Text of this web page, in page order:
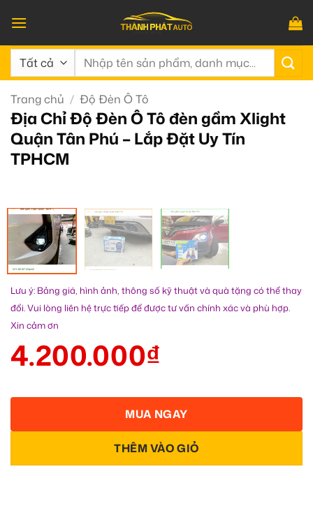
qua
nội
dung
Tìm
Trang chủ / Độ Đèn Ô Tô
Địa Chỉ Độ Đèn Ô Tô đèn gầm Xlight
Quận Tân Phú – Lắp Đặt Uy Tín
TPHCM
Lưu ý: Bảng giá, hình ảnh, thông số kỹ thuật và quà tặng có thể thay
đổi. Vui lòng liên hệ trực tiếp để được tư vấn chính xác và phù hợp.
Xin cảm ơn
4.200.000₫
THÊM VÀO GIỎ
MUA NGAY